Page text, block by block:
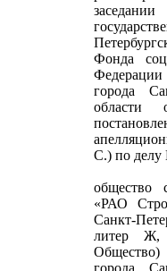
Фонда
города
С.) по
общество
«РАО
Санкт-
литер Ж,
города